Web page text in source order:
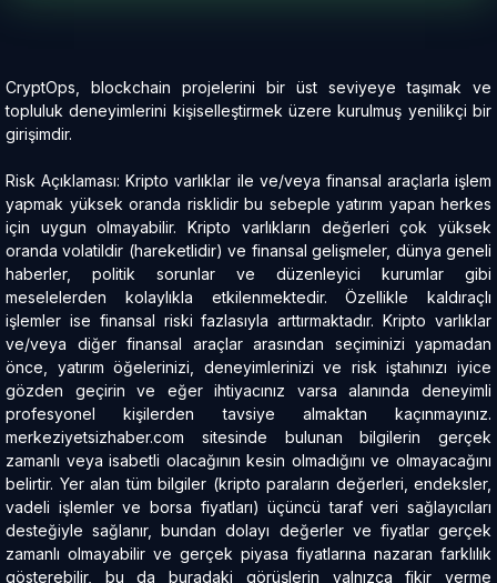
CryptOps, blockchain projelerini bir üst seviyeye taşımak ve
topluluk deneyimlerini kişiselleştirmek üzere kurulmuş yenilikçi bir
girişimdir.
Risk Açıklaması: Kripto varlıklar ile ve/veya finansal araçlarla işlem
yapmak yüksek oranda risklidir bu sebeple yatırım yapan herkes
için uygun olmayabilir. Kripto varlıkların değerleri çok yüksek
oranda volatildir (hareketlidir) ve finansal gelişmeler, dünya geneli
haberler, politik sorunlar ve düzenleyici kurumlar gibi
meselelerden kolaylıkla etkilenmektedir. Özellikle kaldıraçlı
işlemler ise finansal riski fazlasıyla arttırmaktadır. Kripto varlıklar
ve/veya diğer finansal araçlar arasından seçiminizi yapmadan
önce, yatırım öğelerinizi, deneyimlerinizi ve risk iştahınızı iyice
gözden geçirin ve eğer ihtiyacınız varsa alanında deneyimli
profesyonel kişilerden tavsiye almaktan kaçınmayınız.
merkeziyetsizhaber.com sitesinde bulunan bilgilerin gerçek
zamanlı veya isabetli olacağının kesin olmadığını ve olmayacağını
belirtir. Yer alan tüm bilgiler (kripto paraların değerleri, endeksler,
vadeli işlemler ve borsa fiyatları) üçüncü taraf veri sağlayıcıları
desteğiyle sağlanır, bundan dolayı değerler ve fiyatlar gerçek
zamanlı olmayabilir ve gerçek piyasa fiyatlarına nazaran farklılık
gösterebilir, bu da buradaki görüşlerin yalnızca fikir verme